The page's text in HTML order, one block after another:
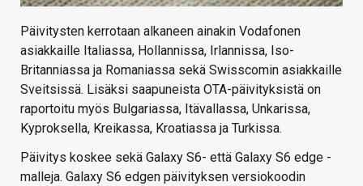
Päivitysten kerrotaan alkaneen ainakin Vodafonen
asiakkaille Italiassa, Hollannissa, Irlannissa, Iso-
Britanniassa ja Romaniassa sekä Swisscomin asiakkaille
Sveitsissä. Lisäksi saapuneista OTA-päivityksistä on
raportoitu myös Bulgariassa, Itävallassa, Unkarissa,
Kyproksella, Kreikassa, Kroatiassa ja Turkissa.
Päivitys koskee sekä Galaxy S6- että Galaxy S6 edge -
malleja. Galaxy S6 edgen päivityksen versiokoodin